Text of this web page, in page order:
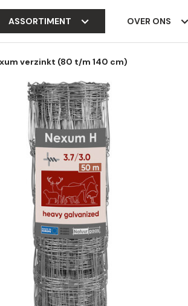
ASSORTIMENT OVER ONS
verzinkt (80 t/m 140 cm)